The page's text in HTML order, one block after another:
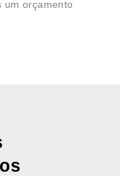
um orçamento